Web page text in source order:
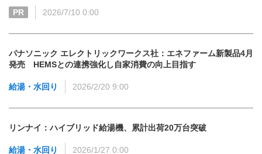
PR 2026/7/10 0:00
パナソニック エレクトリックワークス社：エネファーム新製品4月
発売 HEMSとの連携強化し自家消費の向上目指す
給湯・水回り 2026/2/20 9:00
リンナイ：ハイブリッド給湯機、累計出荷20万台突破
給湯・水回り 2026/1/27 0:00